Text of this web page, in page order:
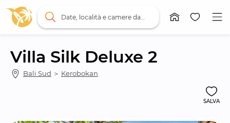
Villa Silk Deluxe 2
Bali Sud ＞ Kerobokan
SALVA